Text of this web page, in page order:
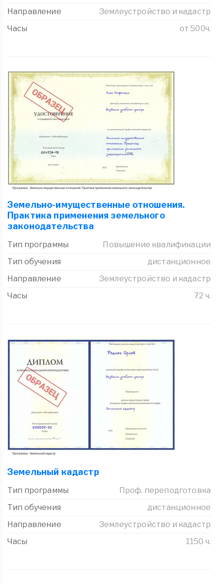
Направление
Землеустройство и кадастр
Часы
от 500ч.
Земельно-имущественные отношения.
Практика применения земельного
законодательства
Тип программы
Повышение квалификации
Тип обучения
дистанционное
Направление
Землеустройство и кадастр
Часы
72 ч.
Земельный кадастр
Тип программы
Проф. переподготовка
Тип обучения
дистанционное
Направление
Землеустройство и кадастр
Часы
1150 ч.